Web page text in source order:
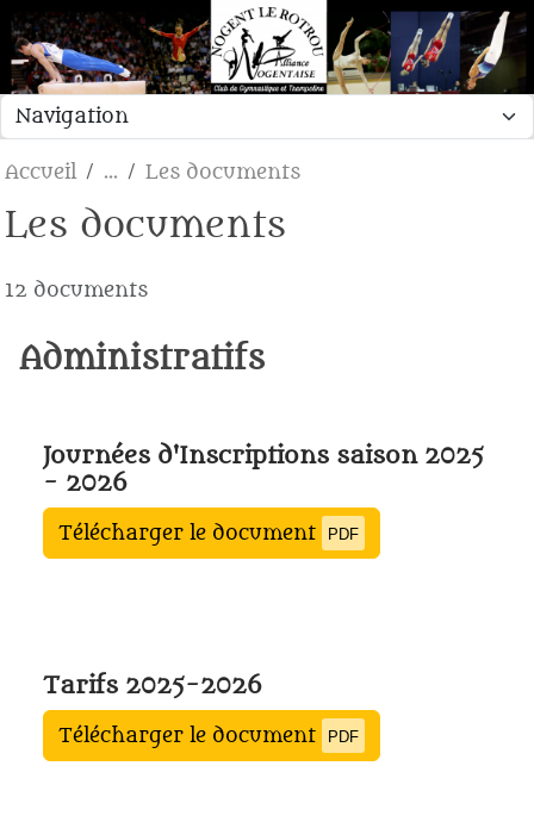
Accueil Les documents
Les documents
12 documents
Administratifs
Journées d'Inscriptions saison 2025
- 2026
Télécharger le document PDF
Tarifs 2025-2026
Télécharger le document PDF
Panneau de gestion des cookies